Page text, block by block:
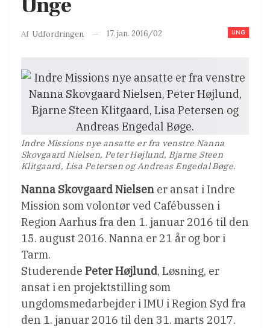
Unge
UNG
Af Udfordringen 17. jan. 2016/02
Indre Missions nye ansatte er fra venstre Nanna
Skovgaard Nielsen, Peter Højlund, Bjarne Steen
Klitgaard, Lisa Petersen og Andreas Engedal Bøge.
Nanna Skovgaard Nielsen er ansat i Indre
Mission som volontør ved Cafébussen i
Region Aarhus fra den 1. januar 2016 til den
15. august 2016. Nanna er 21 år og bor i
Tarm.
Studerende Peter Højlund, Løsning, er
ansat i en projektstilling som
ungdomsmedarbejder i IMU i Region Syd fra
den 1. januar 2016 til den 31. marts 2017.